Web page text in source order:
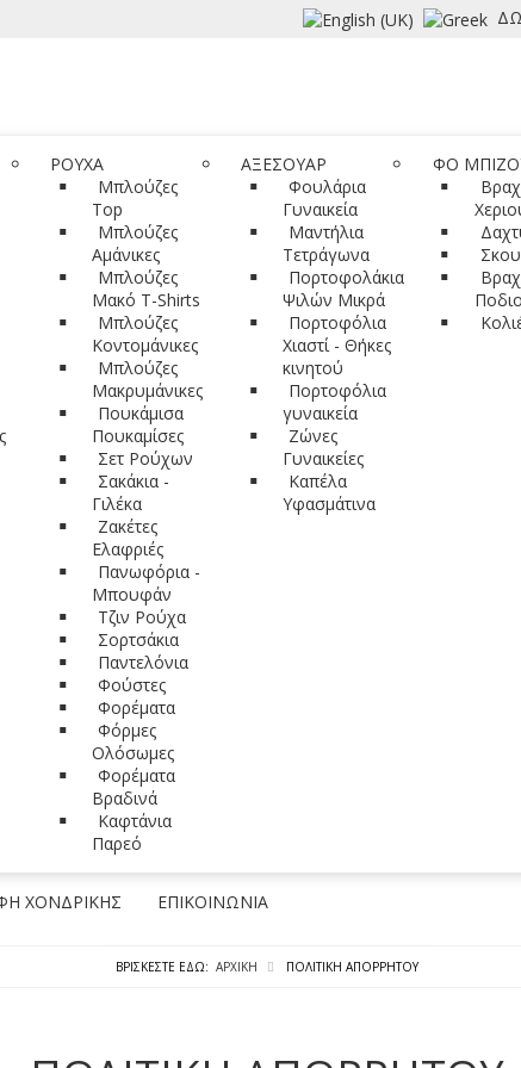
ΡΟΥΧΑ
Μπλούζες
Top
Μπλούζες
Αμάνικες
Μπλούζες
Μακό T-Shirts
Μπλούζες
Κοντομάνικες
Μπλούζες
Μακρυμάνικες
Πουκάμισα
Πουκαμίσες
Σετ Ρούχων
Σακάκια -
Γιλέκα
Ζακέτες
Ελαφριές
Πανωφόρια -
Μπουφάν
Τζιν Ρούχα
Σορτσάκια
Παντελόνια
Φούστες
Φορέματα
Φόρμες
Ολόσωμες
Φορέματα
Βραδινά
Καφτάνια
Παρεό
ΑΞΕΣΟΥΑΡ
Φουλάρια
Γυναικεία
Μαντήλια
Τετράγωνα
Πορτοφολάκια
Ψιλών Μικρά
Πορτοφόλια
Χιαστί - Θήκες
κινητού
Πορτοφόλια
γυναικεία
Ζώνες
Γυναικείες
Καπέλα
Υφασμάτινα
ΦΟ
ΧΟΝΔΡΙΚΉΣ ΕΠΙΚΟΙΝΩΝΊΑ
ΒΡΊΣΚΕΣΤΕ ΕΔΏ: ΑΡΧΙΚΉ ΠΟΛΙΤΙΚΉ ΑΠΟΡΡΉΤΟΥ